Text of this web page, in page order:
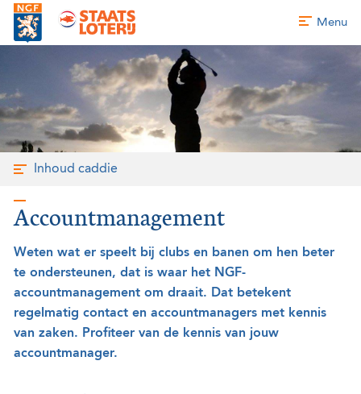
Menu
Inhoud caddie
Accountmanagement
Weten wat er speelt bij clubs en banen om hen beter
te ondersteunen, dat is waar het NGF-
accountmanagement om draait. Dat betekent
regelmatig contact en accountmanagers met kennis
van zaken. Profiteer van de kennis van jouw
accountmanager.